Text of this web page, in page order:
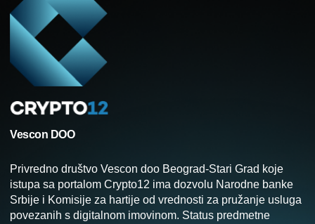
Vescon DOO
Privredno društvo Vescon doo Beograd-Stari Grad koje
istupa sa portalom Crypto12 ima dozvolu Narodne banke
Srbije i Komisije za hartije od vrednosti za pružanje usluga
povezanih s digitalnom imovinom. Status predmetne